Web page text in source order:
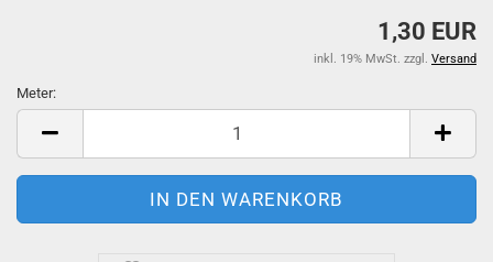
1,30 EUR
inkl. 19% MwSt. zzgl. Versand
Meter:
Meter